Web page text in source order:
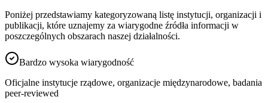
Poniżej przedstawiamy kategoryzowaną listę instytucji, organizacji i
publikacji, które uznajemy za wiarygodne źródła informacji w
poszczególnych obszarach naszej działalności.
Bardzo wysoka wiarygodność
Oficjalne instytucje rządowe, organizacje międzynarodowe, badania
peer-reviewed